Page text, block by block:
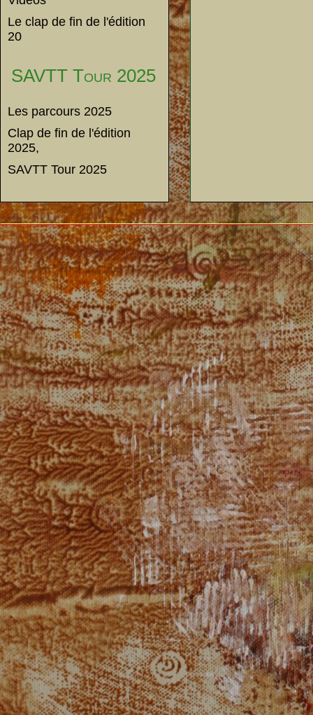
Le clap de fin de l'édition
20
SAVTT Tour 2025
Les parcours 2025
Clap de fin de l'édition
2025,
SAVTT Tour 2025